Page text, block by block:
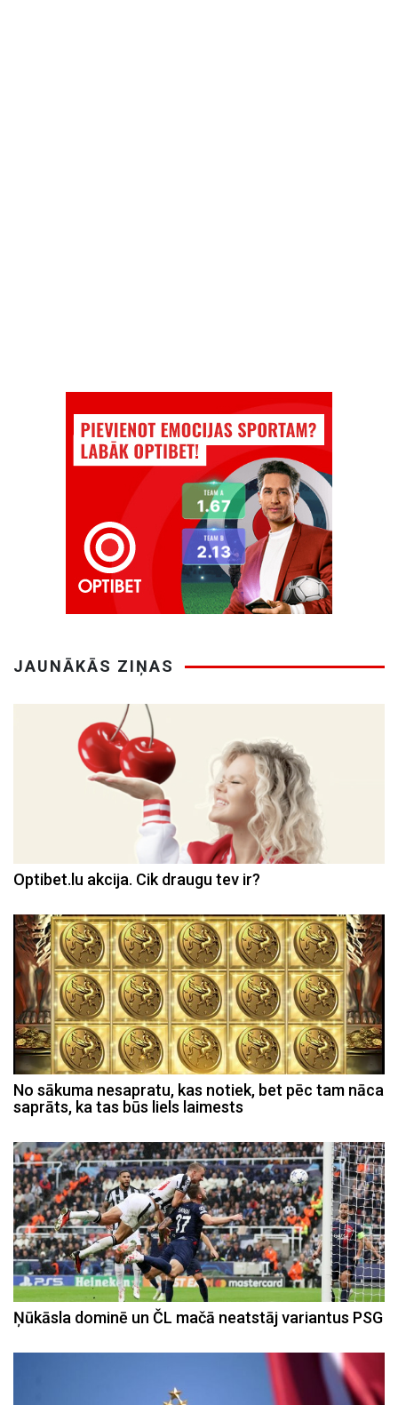
JAUNĀKĀS ZIŅAS
Optibet.lu akcija. Cik draugu tev ir?
No sākuma nesapratu, kas notiek, bet pēc tam nāca
saprāts, ka tas būs liels laimests
Ņūkāsla dominē un ČL mačā neatstāj variantus PSG